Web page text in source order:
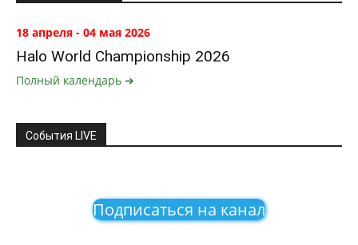
18 апреля - 04 мая 2026
Halo World Championship 2026
Полный календарь ➔
События LIVE
Подписаться на канал